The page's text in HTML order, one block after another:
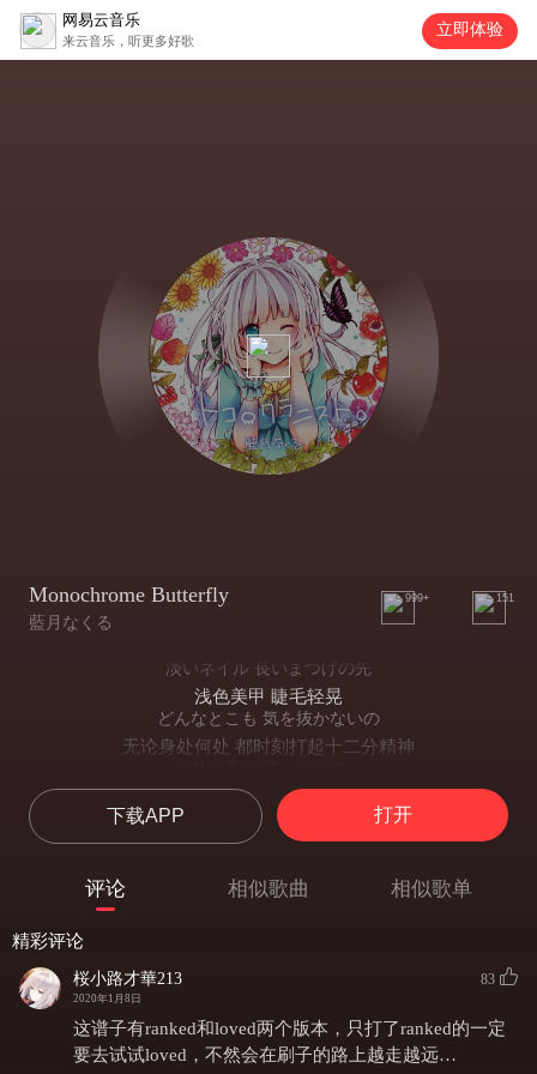
网易云音乐
来云音乐，听更多好歌
立即体验
Monochrome Butterfly
藍月なくる
999+ 151
淡いネイル 長いまつげの先
浅色美甲 睫毛轻晃
どんなとこも 気を抜かないの
无论身处何处 都时刻打起十二分精神
用甘甜的香气 将你紧紧缠绕
全部私の 思い通り
全部都在按照我的计划进行～
在那道身影进入视野的瞬间
関係ない！ ピンク色に
但都不会采用哦！这里就选我最爱的粉色
下载APP 打开
评论 相似歌曲 相似歌单
精彩评论
桜小路才華213
2020年1月8日
83
这谱子有ranked和loved两个版本，只打了ranked的一定
要去试试loved，不然会在刷子的路上越走越远…